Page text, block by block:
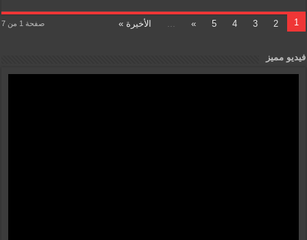
صفحة 1 من 7 1
2
3
4
5
»
... الأخيرة »
فيديو مميز